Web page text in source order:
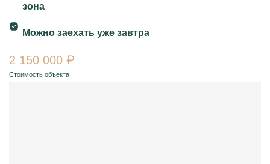
зона
Можно заехать уже завтра
2 150 000 ₽
Стоимость объекта